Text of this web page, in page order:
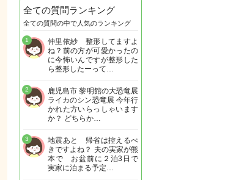
全ての質問ランキング
全ての質問の中で人気のランキング
仲里依紗 整形してますよ
ね？前の方が可愛かったの
に今怖いんですが整形した
ら整形したーって…
1
鹿児島市 黎明館の大恐竜展
ライカのシン恐竜展 今年行
かれた方いらっしゃいます
か？ どちらか…
2
地震あと 帰省は控えるべ
きですよね？ 夫の実家が熊
本で お盆前に２泊3日で
実家に泊まる予定…
3